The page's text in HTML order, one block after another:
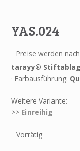
YAS.024
Preise werden nach
tarayy®
· Farbausführung:
Weitere Variante:
>> Einreihig
Vorrätig